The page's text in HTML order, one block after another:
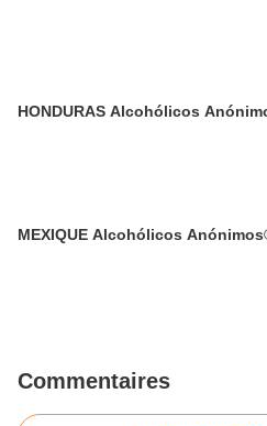
HONDURAS Alcohólicos
MEXIQUE Alcohólicos
Commentaires